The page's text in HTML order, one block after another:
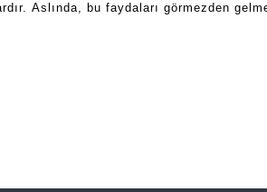
Aslında, bu faydaları görmezden